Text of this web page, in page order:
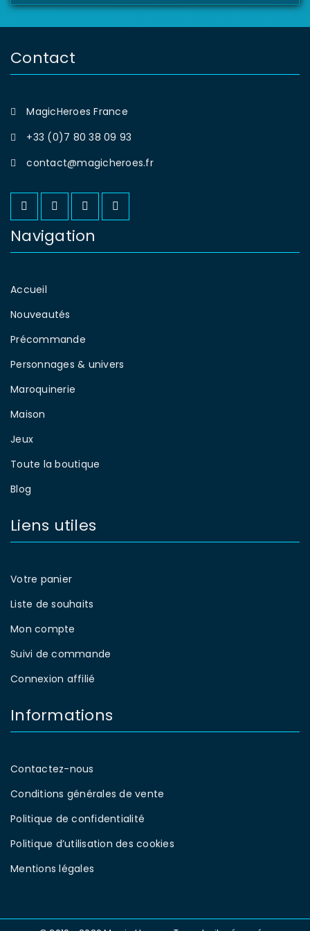
Contact
MagicHeroes France
+33 (0)7 80 38 09 93
contact@magicheroes.fr
Navigation
Accueil
Nouveautés
Précommande
Personnages & univers
Maroquinerie
Maison
Jeux
Toute la boutique
Blog
Liens utiles
Votre panier
Liste de souhaits
Mon compte
Suivi de commande
Connexion affilié
Informations
Contactez-nous
Conditions générales de vente
Politique de confidentialité
Politique d’utilisation des cookies
Mentions légales